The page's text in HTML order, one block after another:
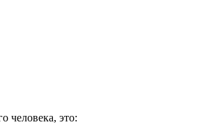
человека, это: